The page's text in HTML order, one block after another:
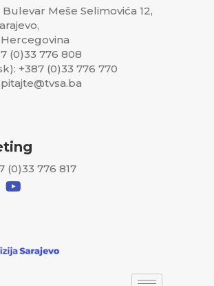
Meše Selimovića 12,
(0)33 776 808
+387 (0)33 776 770
(0)33 776 817